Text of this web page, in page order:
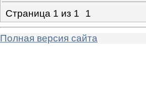
Страница 1 из 1 1
Полная версия сайта